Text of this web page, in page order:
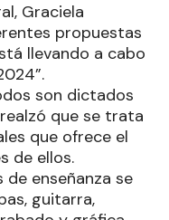
Graciela
propuestas
llevando a cabo
son dictados
que se trata
que ofrece el
de ellos.
enseñanza se
guitarra,